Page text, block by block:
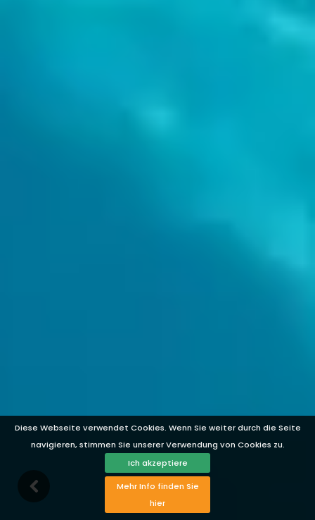
Diese Webseite verwendet Cookies. Wenn Sie weiter durch die Seite
navigieren, stimmen Sie unserer Verwendung von Cookies zu.
Ich akzeptiere
Mehr Info finden Sie
hier